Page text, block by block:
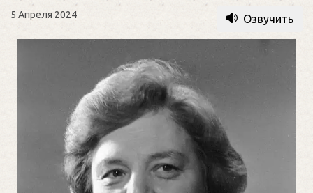
5 Апреля 2024 Озвучить